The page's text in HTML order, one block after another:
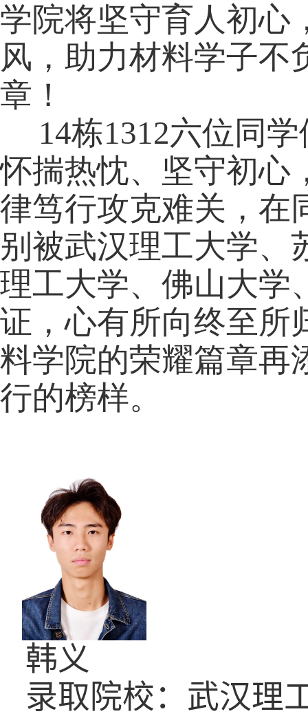
学院将坚守育人初心
风，助力材料学子不
章！
14栋1312六位同
怀揣热忱、坚守初心
律笃行攻克难关，在
别被武汉理工大学、
理工大学、佛山大学
证，心有所向终至所
料学院的荣耀篇章再
行的榜样。
韩义
录取院校：武汉理